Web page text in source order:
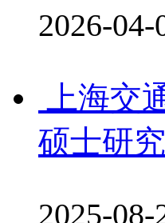
2026-04-
上海交
硕士研
2025-08-